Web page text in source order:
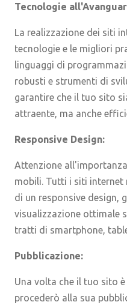
Tecnologie
La realizzazione dei siti
tecnologie e le migliori
linguaggi di
robusti e strumenti di
garantire che il tuo sito
attraente, ma anche
Responsive Design:
Attenzione
mobili. Tutti i siti
di un responsive design,
visualizzazione ottimale
tratti di smartphone,
Pubblicazione:
Una volta che il tuo sito
procederò alla sua